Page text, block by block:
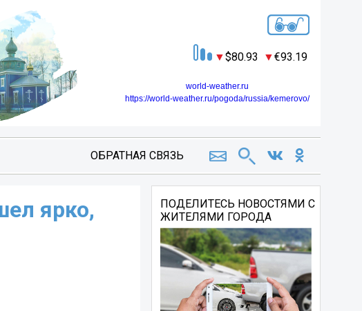
80.93 93.19
world-weather.ru
https://world-weather.ru/pogoda/russia/kemerovo/
ОБРАТНАЯ СВЯЗЬ
ярко,
ПОДЕЛИТЕСЬ НОВОСТЯМИ С
ЖИТЕЛЯМИ ГОРОДА